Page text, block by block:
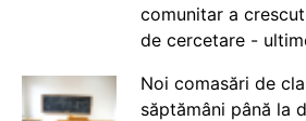
comunitar a
de cercetare -
Noi comasări de
săptămâni până la